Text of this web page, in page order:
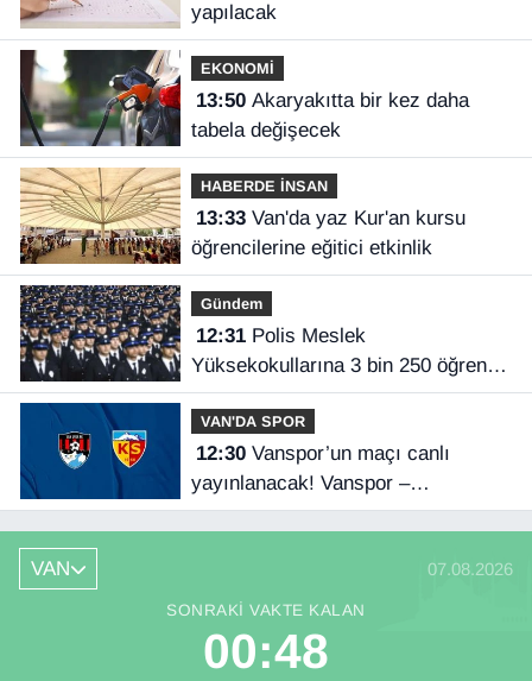
yapılacak
EKONOMİ
13:50Akaryakıtta bir kez daha
tabela değişecek
HABERDE İNSAN
13:33Van'da yaz Kur'an kursu
öğrencilerine eğitici etkinlik
Gündem
12:31Polis Meslek
Yüksekokullarına 3 bin 250 öğrenci
alınacak
VAN'DA SPOR
12:30Vanspor’un maçı canlı
yayınlanacak! Vanspor –
Kayserispor maçı hangi kanalda,
VAN
07.08.2026
SONRAKI VAKTE KALAN
00:47